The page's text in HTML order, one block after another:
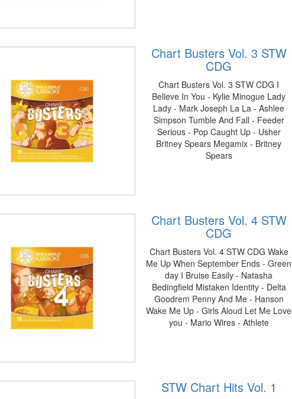
Chart Busters Vol. 3 STW
CDG
Chart Busters Vol. 3 STW CDG I
Believe In You - Kylie Minogue Lady
Lady - Mark Joseph La La - Ashlee
Simpson Tumble And Fall - Feeder
Serious - Pop Caught Up - Usher
Britney Spears Megamix - Britney
Spears
Chart Busters Vol. 4 STW
CDG
Chart Busters Vol. 4 STW CDG Wake
Me Up When September Ends - Green
day I Bruise Easily - Natasha
Bedingfield Mistaken Identity - Delta
Goodrem Penny And Me - Hanson
Wake Me Up - Girls Aloud Let Me Love
you - Mario Wires - Athlete
STW Chart Hits Vol. 1